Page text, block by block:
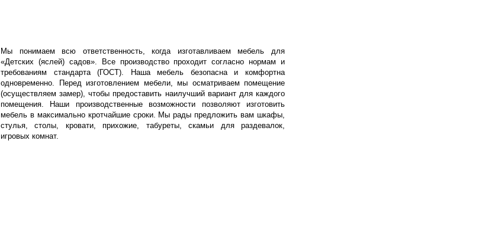
Мы понимаем всю ответственность, когда изготавливаем мебель для
«Детских (яслей) садов». Все производство проходит согласно нормам и
требованиям стандарта (ГОСТ). Наша мебель безопасна и комфортна
одновременно. Перед изготовлением мебели, мы осматриваем помещение
(осуществляем замер), чтобы предоставить наилучший вариант для каждого
помещения. Наши производственные возможности позволяют изготовить
мебель в максимально кротчайшие сроки. Мы рады предложить вам шкафы,
стулья, столы, кровати, прихожие, табуреты, скамьи для раздевалок,
игровых комнат.